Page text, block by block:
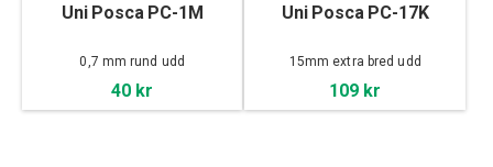
Uni Posca PC-1M
0,7 mm rund udd
40 kr
Uni Posca PC-17K
15mm extra bred udd
109 kr